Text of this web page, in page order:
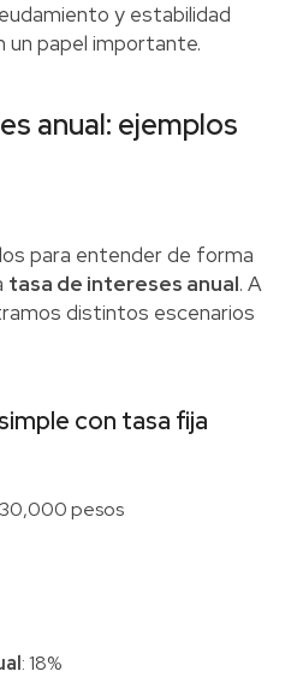
y estabilidad
un papel importante.
anual: ejemplos
para entender de forma
tasa de intereses anual. A
distintos escenarios
con tasa fija
pesos
: 18%